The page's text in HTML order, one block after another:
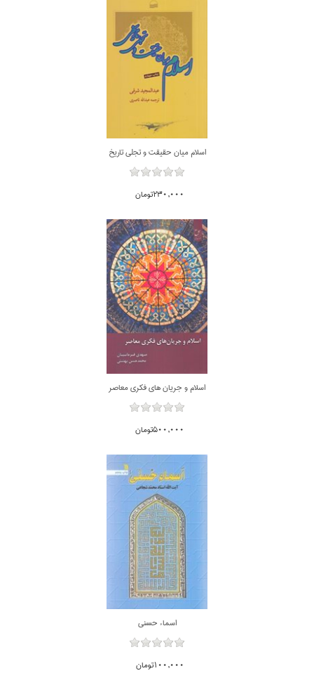
اسلام ميان حقيقت و تجلي تاريخ
230,000تومان
اسلام و جريان هاي فكري معاصر
500,000تومان
اسماء حسني
100,000تومان